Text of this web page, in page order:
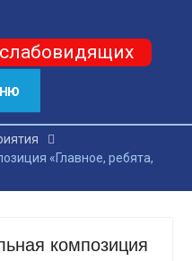
«Главное, ребята,
композиция